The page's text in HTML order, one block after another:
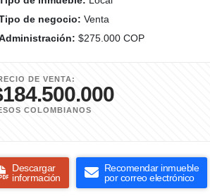
de negocio: Venta
$275.000 COP
DE VENTA:
COLOMBIANOS
Descargar
información
Recomendar inmueble
por correo electrónico